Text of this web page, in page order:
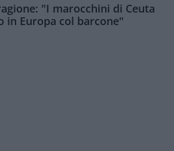
"I marocchini di Ceuta
in Europa col barcone"